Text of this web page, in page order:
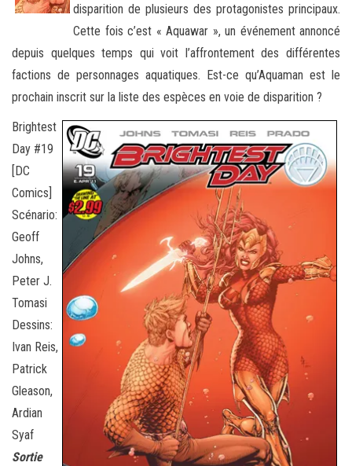
disparition de plusieurs des protagonistes principaux.
Cette fois c’est « Aquawar », un événement annoncé
depuis quelques temps qui voit l’affrontementdes différentes
factions de personnages aquatiques. Est-ce qu’Aquaman est le
prochain inscrit sur la liste des espèces en voie de disparition ?
Brightest
Day #19
[DC
Comics]
Scénario:
Geoff
Johns,
Peter J.
Tomasi
Dessins:
Ivan Reis,
Patrick
Gleason,
Ardian
Syaf
Sortie